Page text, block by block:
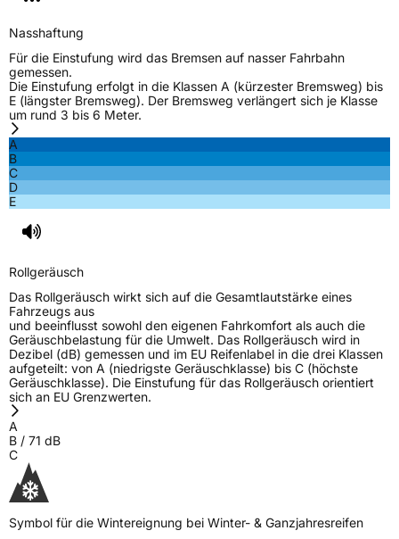
EU Label
EffizienzC
Nasshaftung C
Fahrzeugklasse
3PMSF / Schneeflockensymbol / Alpine-Symbol
EPREL ID 514161
Allgemeine Produktsicherheit (GPSR)
HerstellerkontaktGRENLANDER, Taishan Road Cao County
Heze City 274400 Shandong Province
Verantwortliche
Nasshaftung
Für die Einstufung wird das Bremsen auf nasser Fahrbahn
gemessen.
Die Einstufung erfolgt in die Klassen A (kürzester Bremsweg) bis
E (längster Bremsweg). Der Bremsweg verlängert sich je Klasse
um rund 3 bis 6 Meter.
A
B
C
D
E
Rollgeräusch
Das Rollgeräusch wirkt sich auf die Gesamtlautstärke eines
Fahrzeugs aus
und beeinflusst sowohl den eigenen Fahrkomfort als auch die
Geräuschbelastung für die Umwelt. Das Rollgeräusch wird in
Dezibel (dB) gemessen und im EU Reifenlabel in die drei Klassen
aufgeteilt: von A (niedrigste Geräuschklasse) bis C (höchste
Geräuschklasse). Die Einstufung für das Rollgeräusch orientiert
sich an EU Grenzwerten.
A
B / 71 dB
C
Symbol für die Wintereignung bei Winter- & Ganzjahresreifen